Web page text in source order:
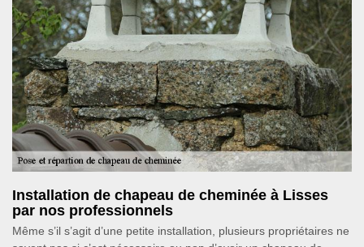
Installation de chapeau de cheminée à Lisses
par nos professionnels
Même s’il s’agit d’une petite installation, plusieurs propriétaires ne